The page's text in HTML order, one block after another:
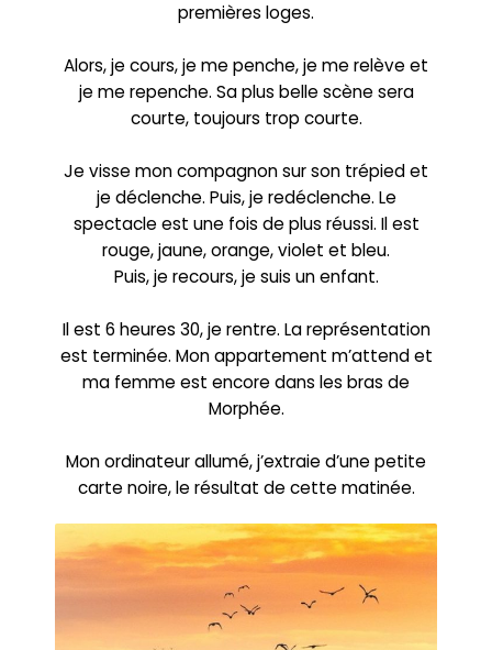
premières loges.
Alors, je cours, je me penche, je me relève et
je me repenche. Sa plus belle scène sera
courte, toujours trop courte.
Je visse mon compagnon sur son trépied et
je déclenche. Puis, je redéclenche. Le
spectacle est une fois de plus réussi. Il est
rouge, jaune, orange, violet et bleu.
Puis, je recours, je suis un enfant.
Il est 6 heures 30, je rentre. La représentation
est terminée. Mon appartement m’attend et
ma femme est encore dans les bras de
Morphée.
Mon ordinateur allumé, j’extraie d’une petite
carte noire, le résultat de cette matinée.